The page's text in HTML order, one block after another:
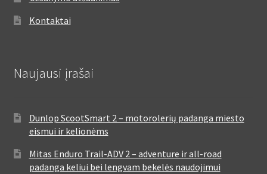
Kontaktai
Naujausi įrašai
Dunlop ScootSmart 2 – motorolerių padanga miesto
eismui ir kelionėms
Mitas Enduro Trail-ADV 2 – adventure ir all-road
padanga keliui bei lengvam bekelės naudojimui